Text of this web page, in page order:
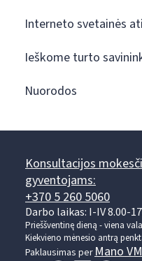
Interneto svetainės
Ieškome turto
Nuorodos
Konsultacijos
gyventojams:
+370 5 260 5060
Darbo laikas: I-IV 8.00-
Prieššventinę dieną - viena
Kiekvieno mėnesio antrą
Paklausimas perMano